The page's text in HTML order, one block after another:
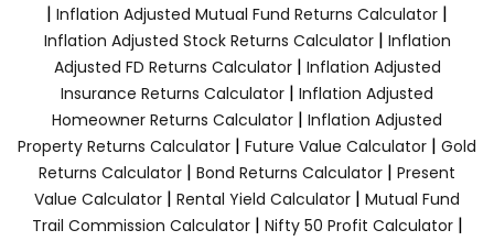
| Inflation Adjusted Mutual Fund Returns Calculator |
Inflation Adjusted Stock Returns Calculator| Inflation
Adjusted FD Returns Calculator| Inflation Adjusted
Insurance Returns Calculator | Inflation Adjusted
Homeowner Returns Calculator | Inflation Adjusted
Property Returns Calculator | Future Value Calculator | Gold
Returns Calculator | Bond Returns Calculator | Present
Value Calculator | Rental Yield Calculator | Mutual Fund
Trail Commission Calculator| Nifty 50 Profit Calculator|